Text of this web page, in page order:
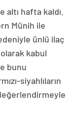
hafta kaldı.
Münih ile
ünlü ilaç
kabul
bunu
siyahlıların